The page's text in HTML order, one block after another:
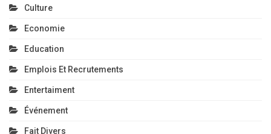
Culture
Economie
Education
Emplois Et Recrutements
Entertaiment
Événement
Fait Divers